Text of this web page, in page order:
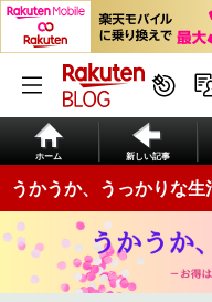
ホーム 新しい記事
うかうか、うっかりな